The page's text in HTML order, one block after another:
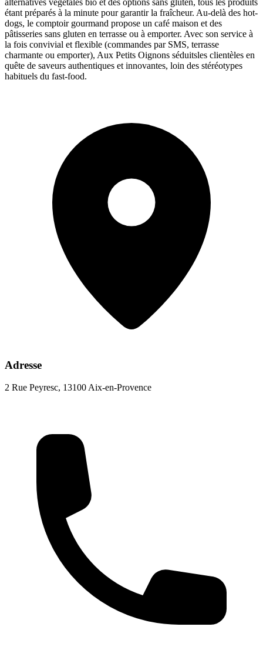
étant préparés à la minute pour garantir la fraîcheur. Au-delà des hot-
dogs, le comptoir gourmand propose un café maison et des
pâtisseries sans gluten en terrasse ou à emporter. Avec son service à
la fois convivial et flexible (commandes par SMS, terrasse
charmante ou emporter), Aux Petits Oignons séduitsles clientèles en
quête de saveurs authentiques et innovantes, loin des stéréotypes
habituels du fast-food.
Adresse
2 Rue Peyresc, 13100 Aix-en-Provence